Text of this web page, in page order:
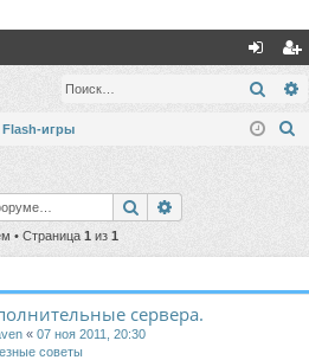
хо
д
ег
ис
Flash-игры
Поиск
• Страница 1 из 1
сервера.
« 07 ноя 2011, 20:30
советы